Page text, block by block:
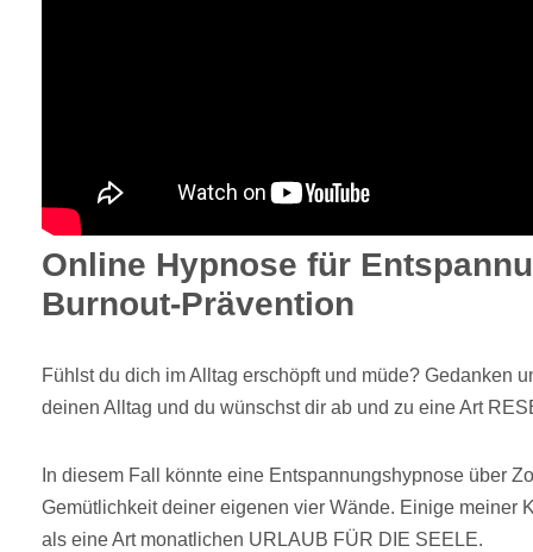
Online Hypnose für
Burnout-Prävention
Fühlst du dich im Alltag erschöpft und müde? Gedanken
deinen Alltag und du wünschst dir ab und zu eine Art
In diesem Fall könnte eine Entspannungshypnose über
Gemütlichkeit deiner eigenen vier Wände. Einige meiner
als eine Art monatlichen URLAUB FÜR DIE SEELE.